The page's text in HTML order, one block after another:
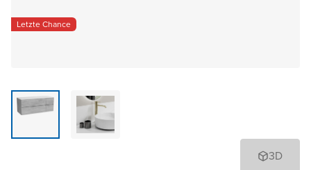
Letzte Chance
3D